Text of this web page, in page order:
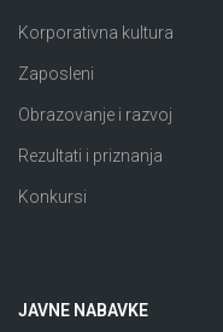
Korporativna kultura
Zaposleni
Obrazovanje i razvoj
Rezultati i priznanja
Konkursi
JAVNE NABAVKE